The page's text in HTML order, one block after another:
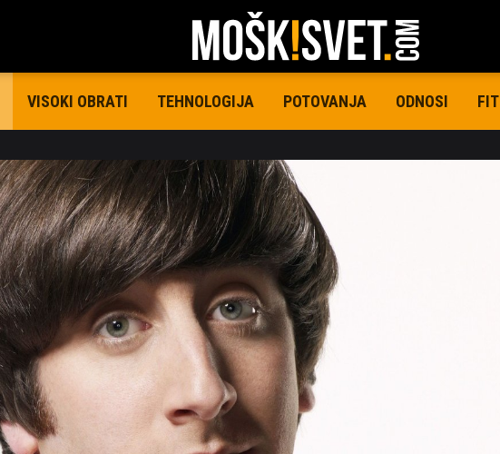
VISOKI OBRATI TEHNOLOGIJA POTOVANJA ODNOSI FIT